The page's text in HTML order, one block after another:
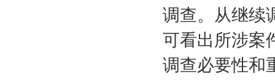
调查。从继续
可看出所涉案
调查必要性和